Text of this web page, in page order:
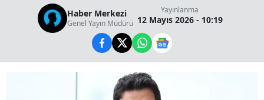
Haber Merkezi
Genel Yayın Müdürü
Yayınlanma
12 Mayıs 2026 - 10:19